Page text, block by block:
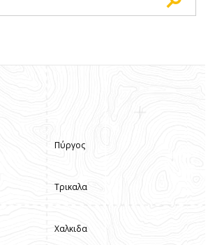
Πύργος
Τρικαλα
Χαλκιδα